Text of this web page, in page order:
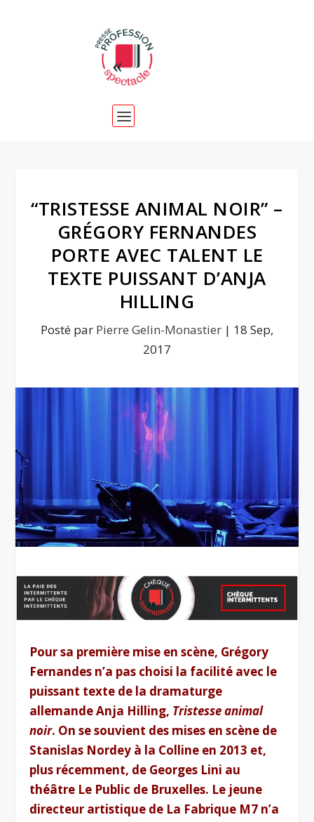
“TRISTESSE ANIMAL NOIR” –
GRÉGORY FERNANDES
PORTE AVEC TALENT LE
TEXTE PUISSANT D’ANJA
HILLING
Posté par Pierre Gelin-Monastier | 18 Sep,
2017
Pour sa première mise en scène, Grégory
Fernandes n’a pas choisi la facilité avec le
puissant texte de la dramaturge
allemande Anja Hilling, Tristesse animal
noir. On se souvient des mises en scène de
Stanislas Nordey à la Colline en 2013 et,
plus récemment, de Georges Lini au
théâtre Le Public de Bruxelles. Le jeune
directeur artistique de La Fabrique M7 n’a